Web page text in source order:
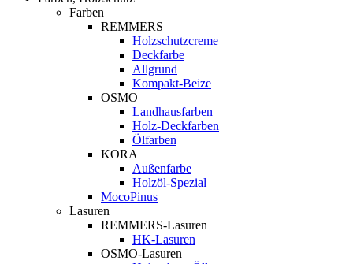
Farben
REMMERS
Holzschutzcreme
Deckfarbe
Allgrund
Kompakt-Beize
OSMO
Landhausfarben
Holz-Deckfarben
Ölfarben
KORA
Außenfarbe
Holzöl-Spezial
MocoPinus
Lasuren
REMMERS-Lasuren
HK-Lasuren
OSMO-Lasuren